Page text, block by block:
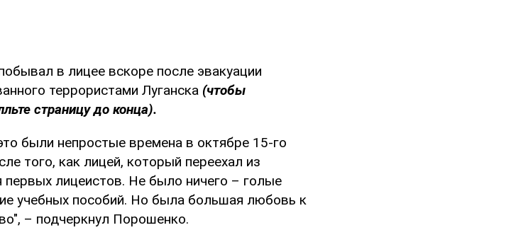
в лицее вскоре после эвакуации
террористами Луганска (чтобы
страницу до конца).
были непростые времена в октябре 15-го
того, как лицей, который переехал из
лицеистов. Не было ничего – голые
учебных пособий. Но была большая любовь к
– подчеркнул Порошенко.